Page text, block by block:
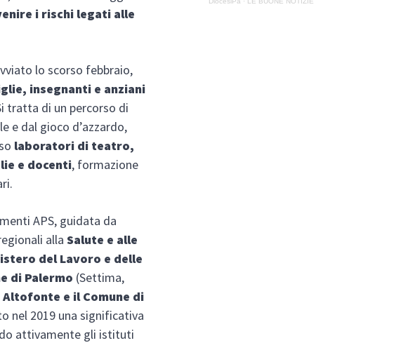
i rischi legati alle
lo scorso febbraio,
insegnanti e anziani
tratta di un percorso di
e dal gioco d’azzardo,
laboratori di teatro,
e docenti, formazione
APS, guidata da
allaSalute e alle
del Lavoro e delle
di Palermo (Settima,
Altofonte e il Comune di
nel 2019 una significativa
attivamente gli istituti